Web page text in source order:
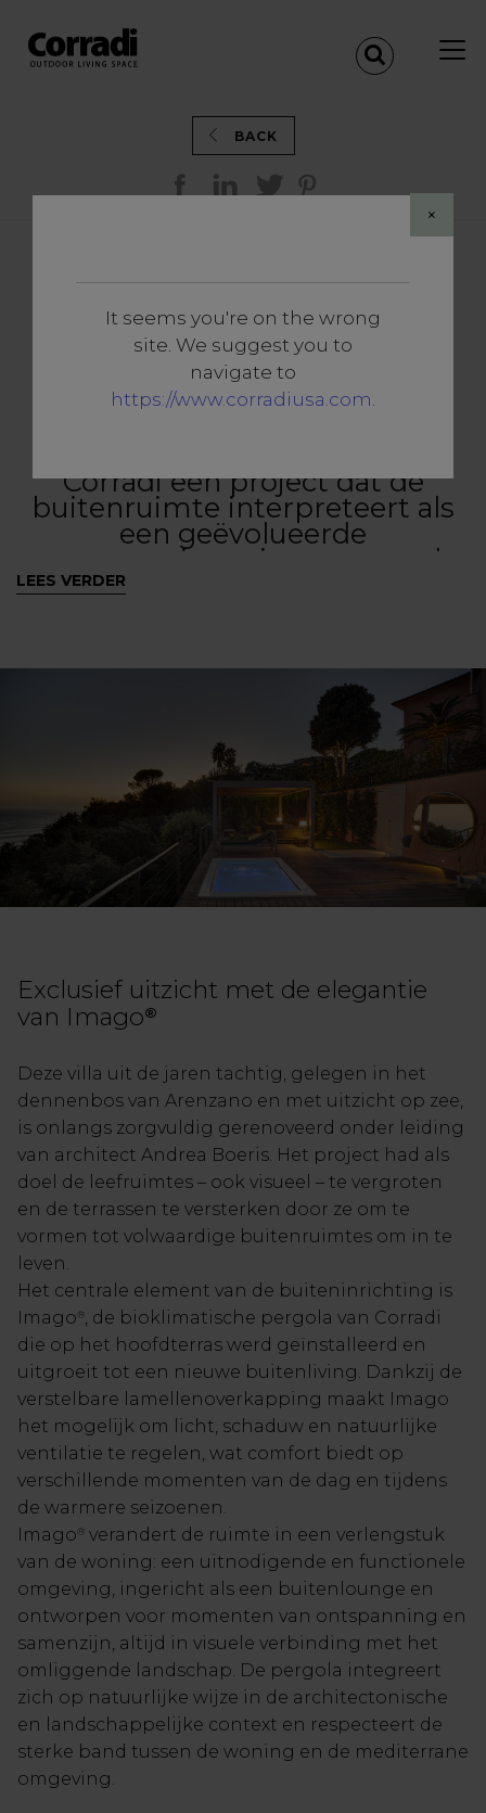
×
It seems you're on the wrong
site. We suggest you to
navigate to
https://www.corradiusa.com.
BACK
EEN ZWEVENDE TUIN
TUSSEN HORIZON EN ZEE
MET IMAGO®
ARENZANO - ITALY
Corradi een project dat de
buitenruimte interpreteert als
een geëvolueerde
ontwerpruimte, in staat om de
kwaliteit van wonen te
valoriseren, door ze te
transformeren tot plekken om
elke dag te beleven, zwevend
tussen het pijnboombos en de
horizon van de zee.
LEES VERDER
Exclusief uitzicht met de elegantie
van Imago®
Deze villa uit de jaren tachtig, gelegen in het
dennenbos van Arenzano en met uitzicht op zee,
is onlangs zorgvuldig gerenoveerd onder leiding
van architect Andrea Boeris. Het project had als
doel de leefruimtes – ook visueel – te vergroten
en de terrassen te versterken door ze om te
vormen tot volwaardige buitenruimtes om in te
leven.
Het centrale element van de buiteninrichting is
Imago ®, de bioklimatische pergola van Corradi
die op het hoofdterras werd geïnstalleerd en
uitgroeit tot een nieuwe buitenliving. Dankzij de
verstelbare lamellenoverkapping maakt Imago
het mogelijk om licht, schaduw en natuurlijke
ventilatie te regelen, wat comfort biedt op
verschillende momenten van de dag en tijdens
de warmere seizoenen.
Imago ® verandert de ruimte in een verlengstuk
van de woning: een uitnodigende en functionele
omgeving, ingericht als een buitenlounge en
ontworpen voor momenten van ontspanning en
samenzijn, altijd in visuele verbinding met het
omliggende landschap. De pergola integreert
zich op natuurlijke wijze in de architectonische
en landschappelijke context en respecteert de
sterke band tussen de woning en de mediterrane
omgeving.